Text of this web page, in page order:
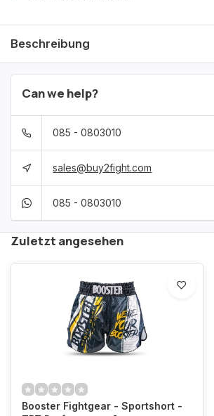
Beschreibung
Can we help?
085 - 0803010
sales@buy2fight.com
085 - 0803010
Zuletzt angesehen
Booster Fightgear - Sportshort -